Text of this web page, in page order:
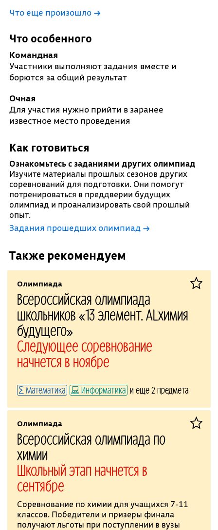
Что еще произошло →
Что особенного
Командная
Участники выполняют задания вместе и
борются за общий результат
Очная
Для участия нужно прийти в заранее
известное место проведения
Как готовиться
Ознакомьтесь с заданиями других олимпиад
Изучите материалы прошлых сезонов других
соревнований для подготовки. Они помогут
потренироваться в преддверии будущих
олимпиад и проанализировать свой прошлый
опыт.
Задания прошедших олимпиад →
Также рекомендуем
Олимпиада
Всероссийская олимпиада
школьников «13 элемент. ALхимия
будущего»
Следующее соревнование
начнется в ноябре
Математика Информатика и еще 2 предмета
Олимпиада
Всероссийская олимпиада по
химии
Школьный этап начнется в
сентябре
Соревнование по химии для учащихся 7-11
классов. Победители и призеры финала
получают льготы при поступлении в вузы